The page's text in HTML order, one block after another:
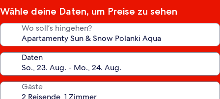
Wähle deine Daten, um Preise zu sehen
Wo soll’s hingehen?
Daten
Gäste